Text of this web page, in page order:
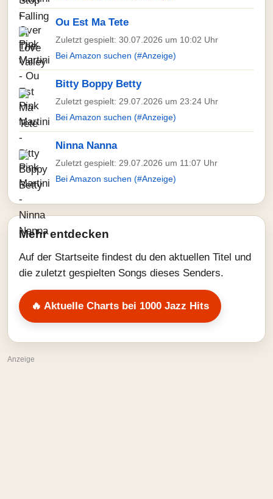
Ou Est Ma Tete
Zuletzt gespielt: 30.07.2026 um 10:02 Uhr
Bei Amazon suchen (#Anzeige)
Bitty Boppy Betty
Zuletzt gespielt: 29.07.2026 um 23:24 Uhr
Bei Amazon suchen (#Anzeige)
Ninna Nanna
Zuletzt gespielt: 29.07.2026 um 11:07 Uhr
Bei Amazon suchen (#Anzeige)
Mehr entdecken
Auf der Startseite findest du den aktuellen Titel und
die zuletzt gespielten Songs dieses Senders.
🔥 Aktuelle Charts bei 1000 Jazz Hits
Anzeige